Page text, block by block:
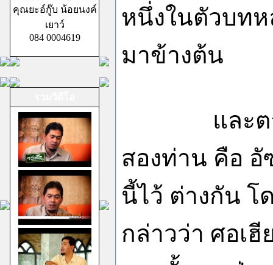
คุณยะอ์กู๊บ น้อยนงค์
เยาว์
084 0004619
หนึ่งในตัวบท
มาข้างต้น
และตามข้
สองท่าน คือ
นี้ไว้ ต่างกัน โ
กล่าวว่า ศอเ